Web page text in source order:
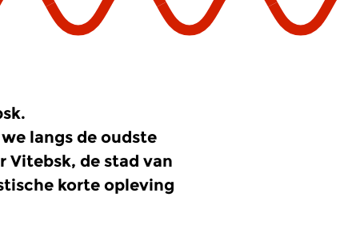
langs de oudste
Vitebsk, de stad van
korte opleving